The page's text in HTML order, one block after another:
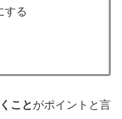
する
ことがポイントと言